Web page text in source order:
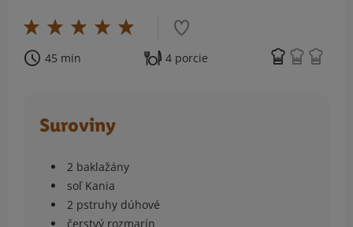
45 min 4 porcie
Suroviny
2 baklažány
soľ Kania
2 pstruhy dúhové
čerstvý rozmarín